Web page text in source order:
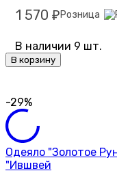
1 570 ₽ Розница
В наличии 9 шт.
В корзину
-29%
Одеяло "Золотое
"Ившвей